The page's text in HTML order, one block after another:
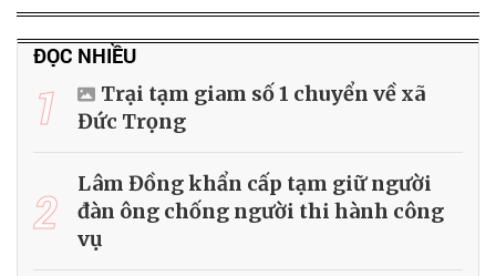
ĐỌC NHIỀU
1
Trại tạm giam số 1 chuyển về xã
Đức Trọng
2
Lâm Đồng khẩn cấp tạm giữ người
đàn ông chống người thi hành công
vụ